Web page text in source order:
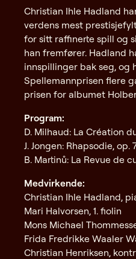
Christian Ihle Hadland
verdens mest
for sitt raffinerte spill og
han fremfører. Hadland
innspillinger bak seg, og
Spellemannprisen flere
prisen for albumet
Program:
D. Milhaud: La Création
J. Jongen: Rhapsodie, op.
B. Martinů: La Revue de
Medvirkende:
Christian Ihle Hadland,
Mari Halvorsen, 1. fiolin
Mons Michael
Frida Fredrikke Waaler
Christian Henriksen,